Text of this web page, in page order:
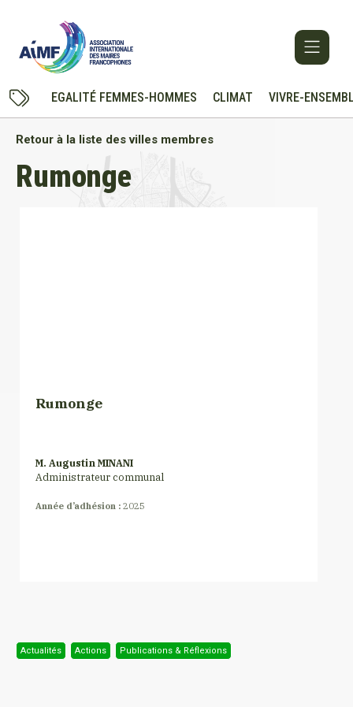
EGALITÉ FEMMES-HOMMES CLIMAT VIVRE-
Retour à la liste des villes membres
Rumonge
Rumonge
M. Augustin MINANI
Administrateur communal
Année d’adhésion : 2025
Actualités Actions Publications & Réflexions